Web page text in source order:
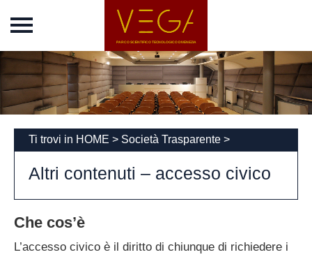
Home
Chi siamo
Incubatore
News
Eventi
Concordato
Trasparente
Disposizioni generali
Ti trovi in HOME > Società Trasparente >
Altri contenuti – accesso civico
Che cos’è
L’accesso civico è il diritto di chiunque di richiedere i